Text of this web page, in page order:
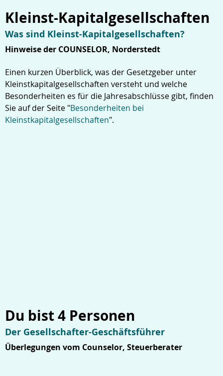
Kleinst-Kapitalgesellschaften
Was sind Kleinst-Kapitalgesellschaften?
Hinweise der COUNSELOR, Norderstedt
Einen kurzen Überblick, was der Gesetzgeber unter
Kleinstkapitalgesellschaften versteht und welche
Besonderheiten es für die Jahresabschlüsse gibt, finden
Sie auf der Seite "Besonderheiten bei
Kleinstkapitalgesellschaften".
Du bist 4 Personen
Der Gesellschafter-Geschäftsführer
Überlegungen vom Counselor, Steuerberater